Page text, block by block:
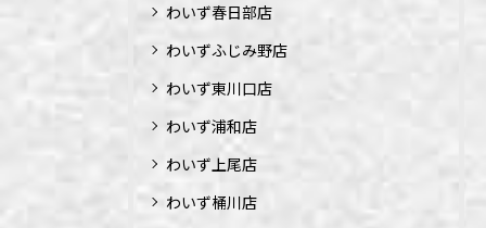
わいず春日部店
わいずふじみ野店
わいず東川口店
わいず浦和店
わいず上尾店
わいず桶川店